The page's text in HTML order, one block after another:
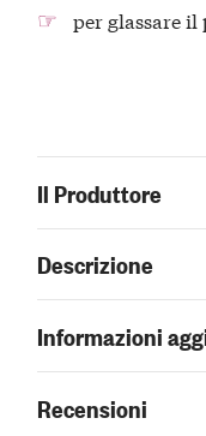
per glassare il
Il Produttore
Descrizione
Informazioni
Recensioni